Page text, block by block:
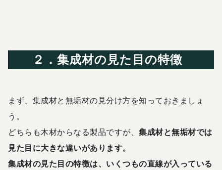
２．集成材の見た目の特徴
まず、集成材と無垢材の見分け方を知っておきましょ
う。
どちらも木材からなる製品ですが、 集成材と無垢材では
見た目に大きな違いがあります。
集成材の見た目の特徴は、 いくつもの直線が入っている